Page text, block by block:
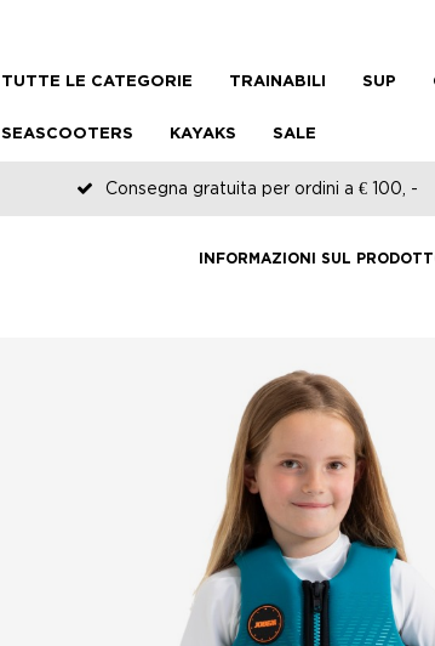
TUTTE LE CATEGORIE TRAINABILI SUP
SEASCOOTERS KAYAKS SALE
Consegna gratuita per ordini a € 100, -
INFORMAZIONI SUL